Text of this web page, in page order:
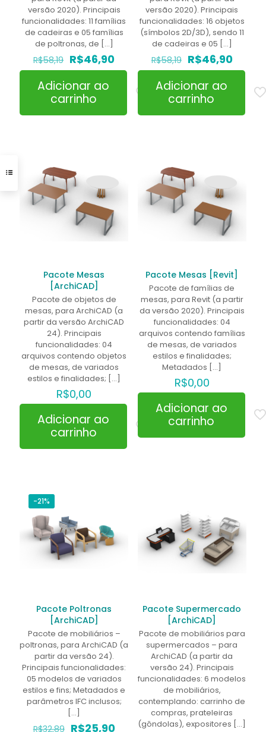
versão 2020). Principais
funcionalidades: 11 famílias
de cadeiras e 05 famílias
de poltronas, de […]
R$58,19 O
preço
original
era:
R$58,19.
R$46,90O
preço
Adicionar ao
carrinho
versão 2020). Principais
funcionalidades: 16 objetos
(símbolos 2D/3D), sendo 11
de cadeiras e 05 […]
R$58,19 O
preço
original
era:
R$58,19.
R$46,90O
preço
Adicionar ao
carrinho
Pacote Mesas
[ArchiCAD]
Pacote de objetos de
mesas, para ArchiCAD (a
partir da versão ArchiCAD
24). Principais
funcionalidades: 04
arquivos contendo objetos
de mesas, de variados
estilos e finalidades; […]
R$0,00
Adicionar ao
carrinho
Pacote Mesas [Revit]
Pacote de famílias de
mesas, para Revit (a partir
da versão 2020). Principais
funcionalidades: 04
arquivos contendo famílias
de mesas, de variados
estilos e finalidades;
Metadados […]
R$0,00
Adicionar ao
carrinho
-21%
Pacote Poltronas
[ArchiCAD]
Pacote de mobiliários –
poltronas, para ArchiCAD (a
partir da versão 24).
Principais funcionalidades:
05 modelos de variados
estilos e fins; Metadados e
parâmetros IFC inclusos;
[…]
R$32,89 O
R$25,90O
Pacote Supermercado
[ArchiCAD]
Pacote de mobiliários para
supermercados – para
ArchiCAD (a partir da
versão 24). Principais
funcionalidades: 6 modelos
de mobiliários,
contemplando: carrinho de
compras, prateleiras
(gôndolas), expositores […]